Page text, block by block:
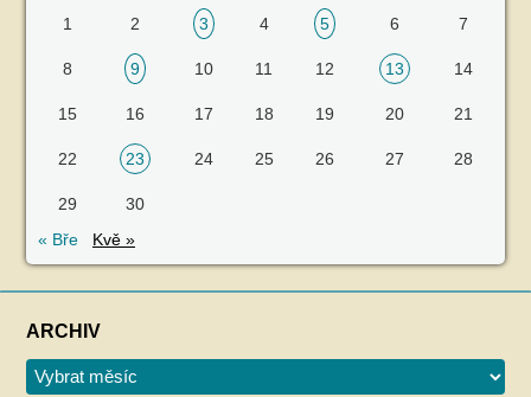
1
2 3 4 5 6 7
8 9 10 11 12 13 14
15 16 17 18 19 20 21
22 23 24 25 26 27 28
29
30
« Bře
Kvě »
ARCHIV
Archiv